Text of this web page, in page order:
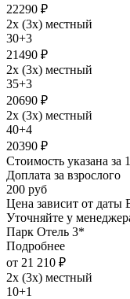
22290 ₽
2х (3х) местный
30+3
21490 ₽
2х (3х) местный
35+3
20690 ₽
2х (3х) местный
40+4
20390 ₽
Стоимость указана за
Доплата за взрослого
200 руб
Цена зависит от даты
Уточняйте у
Парк Отель 3*
Подробнее
от 21 210 ₽
2х (3х) местный
10+1